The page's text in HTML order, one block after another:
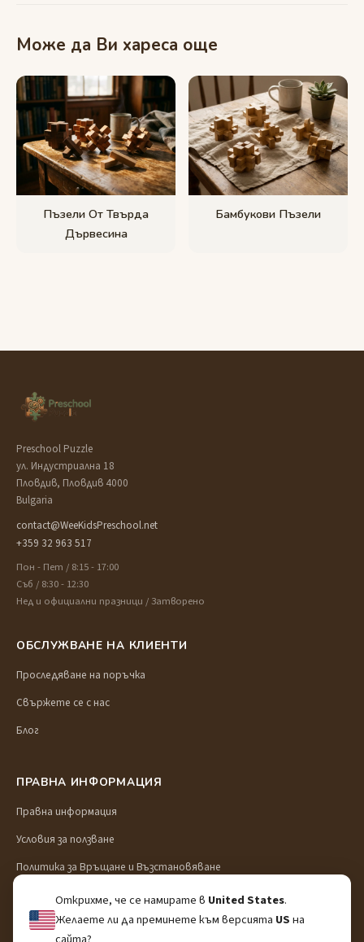
Открихме, че се намирате в United States.
Желаете ли да преминете към версията USна
Може да Ви хареса още
Пъзели От Твърда
Дървесина
Бамбукови Пъзели
Preschool Puzzle
ул. Индустриална 18
Пловдив, Пловдив 4000
Bulgaria
contact@WeeKidsPreschool.net
+359 32 963 517
Пон - Пет / 8:15 - 17:00
Съб / 8:30 - 12:30
Нед и официални празници / Затворено
ОБСЛУЖВАНЕ НА КЛИЕНТИ
Проследяване на поръчка
Свържете се с нас
Блог
ПРАВНА ИНФОРМАЦИЯ
Правна информация
Условия за ползване
Политика за Връщане и Възстановяване
Доставка и транспорт
Политика за поверителност